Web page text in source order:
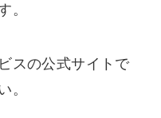
。
スの公式サイトで
。